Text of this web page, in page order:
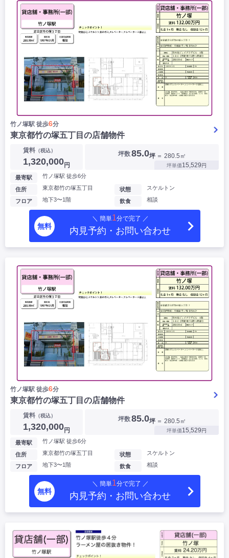
竹ノ塚駅 徒歩6分
東京都竹の塚五丁目の店舗物件
賃料 （税込）
1,320,000円
坪数85.0坪 ＝ 280.5㎡
坪単価15,529円
最寄駅 竹ノ塚駅 徒歩6分
住所 東京都竹の塚五丁目
フロア 地下3〜1階
状態 スケルトン
飲食 相談
無料
＼ 簡単1分で完了 ／
内見予約・お問い合わせ
竹ノ塚駅 徒歩6分
東京都竹の塚五丁目の店舗物件
賃料 （税込）
1,320,000円
坪数85.0坪 ＝ 280.5㎡
坪単価15,529円
最寄駅 竹ノ塚駅 徒歩6分
住所 東京都竹の塚五丁目
フロア 地下3〜1階
状態 スケルトン
飲食 相談
無料
＼ 簡単1分で完了 ／
内見予約・お問い合わせ